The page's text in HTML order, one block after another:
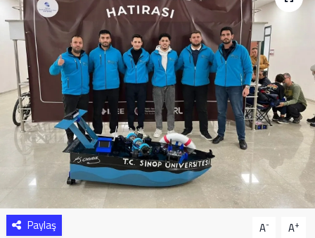
Paylaş A- A+
Yazarlar
Resmi İlan
Resmi Reklam